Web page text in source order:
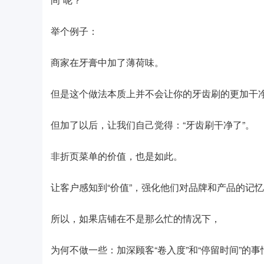
举个例子：
商家在牙膏中加了薄荷味。
但是这个做法本质上并不会让你的牙齿刷的更加干净
但加了以后，让我们自己觉得：“牙齿刷干净了”。
非折页菜单的价值，也是如此。
让客户感知到“价值”，强化他们对品牌和产品的记忆
所以，如果店铺在不是那么忙的情况下，
为何不做一些：加深顾客“卷入度”和“停留时间”的事